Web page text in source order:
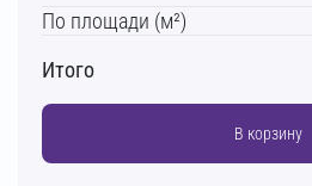
По площади (м²)
Итого
В корзину